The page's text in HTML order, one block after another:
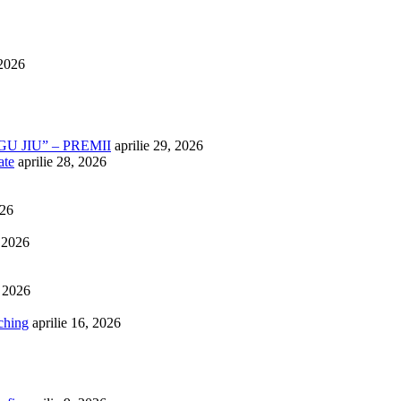
JIU” – PREMII aprilie 29, 2026
aprilie 28, 2026
aprilie 16, 2026